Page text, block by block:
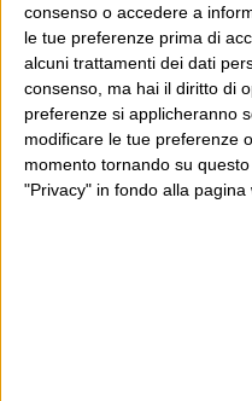
consenso o accedere a
le tue preferenze prima di
alcuni trattamenti dei dati
consenso, ma hai il diritto di
preferenze si applicheranno
modificare le tue preferenze
momento tornando su
"Privacy" in fondo alla pagina
POST PRECEDENTE
Parole per le quali i’mi pensai
E per i regali di Natale